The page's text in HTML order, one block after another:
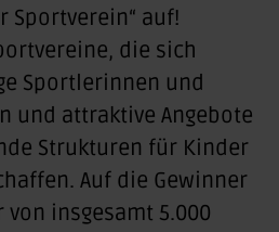
auf!
die sich
Sportlerinnen und
und attraktive Angebote
Strukturen für Kinder
Auf die Gewinner
insgesamt 5.000